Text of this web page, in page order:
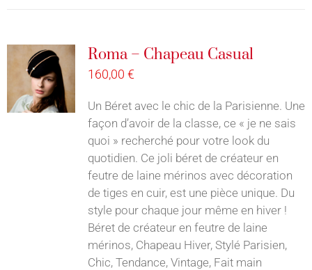
Roma – Chapeau Casual
160,00 €
Un Béret avec le chic de la Parisienne. Une
façon d’avoir de la classe, ce « je ne sais
quoi » recherché pour votre look du
quotidien. Ce joli béret de créateur en
feutre de laine mérinos avec décoration
de tiges en cuir, est une pièce unique. Du
style pour chaque jour même en hiver !
Béret de créateur en feutre de laine
mérinos, Chapeau Hiver, Stylé Parisien,
Chic, Tendance, Vintage, Fait main